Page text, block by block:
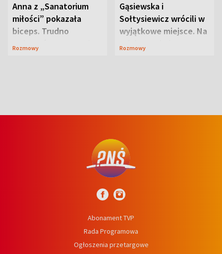
Anna z „Sanatorium
miłości” pokazała
biceps. Trudno
uwierzyć, co przeszła
Rozmowy
Gąsiewska i
Sołtysiewicz wrócili w
wyjątkowe miejsce. Na
szlaku czekał
Rozmowy
Abonament TVP
Rada Programowa
Ogłoszenia przetargowe